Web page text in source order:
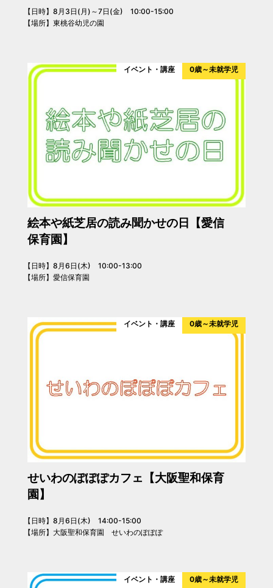
【日時】8月3日(月)～7日(金) 10:00-15:00
【場所】東桃谷幼児の園
イベント・講座 0歳～未就学児
絵本や紙芝居の読み聞かせの日【愛信
保育園】
【日時】8月6日(木) 10:00-13:00
【場所】愛信保育園
イベント・講座 0歳～未就学児
せいわのぽぽぽカフェ【大阪聖和保育
園】
【日時】8月6日(木) 14:00-15:00
【場所】大阪聖和保育園 せいわのぽぽぽ
イベント・講座 0歳～未就学児